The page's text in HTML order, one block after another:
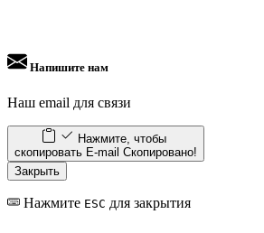
Напишите нам
Наш email для связи
Нажмите, чтобы
скопировать E-mail Скопировано!
Закрыть
Нажмите ESC для закрытия